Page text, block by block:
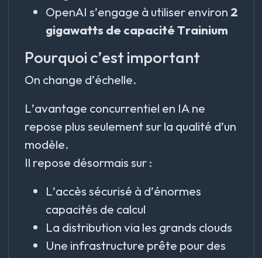
OpenAI s’engage à utiliser environ 2
gigawatts de capacité Trainium
Pourquoi c’est important
On change d’échelle.
L’avantage concurrentiel en IA ne
repose plus seulement sur la qualité d’un
modèle.
Il repose désormais sur :
L’accès sécurisé à d’énormes
capacités de calcul
La distribution via les grands clouds
Une infrastructure prête pour des